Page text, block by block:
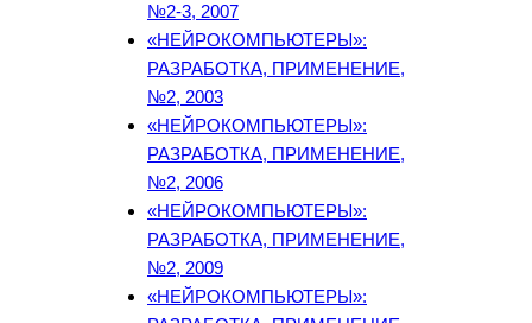
№2-3, 2007
«НЕЙРОКОМПЬЮТЕРЫ»:
РАЗРАБОТКА, ПРИМЕНЕНИЕ,
№2, 2003
«НЕЙРОКОМПЬЮТЕРЫ»:
РАЗРАБОТКА, ПРИМЕНЕНИЕ,
№2, 2006
«НЕЙРОКОМПЬЮТЕРЫ»:
РАЗРАБОТКА, ПРИМЕНЕНИЕ,
№2, 2009
«НЕЙРОКОМПЬЮТЕРЫ»: